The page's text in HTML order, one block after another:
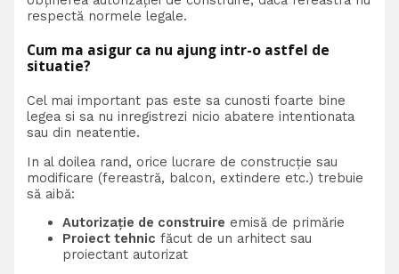
respectă normele legale.
Cum ma asigur ca nu ajung intr-o astfel de
situatie?
Cel mai important pas este sa cunosti foarte bine
legea si sa nu inregistrezi nicio abatere intentionata
sau din neatentie.
In al doilea rand, orice lucrare de construcție sau
modificare (fereastră, balcon, extindere etc.) trebuie
să aibă:
Autorizație de construire emisă de primărie
Proiect tehnic făcut de un arhitect sau
proiectant autorizat